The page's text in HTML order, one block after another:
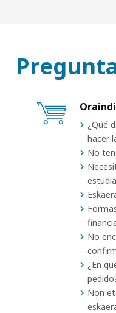
¿Qué
hacer
No
No
¿En
Non